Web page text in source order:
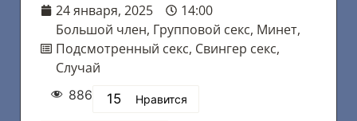
24 января, 2025
14:00
Большой член, Групповой секс, Минет,
Подсмотренный секс, Свингер секс,
Случай
886 15 Нравится